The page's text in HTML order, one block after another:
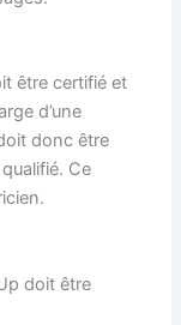
être certifié et
d’une
donc être
Ce
doit être